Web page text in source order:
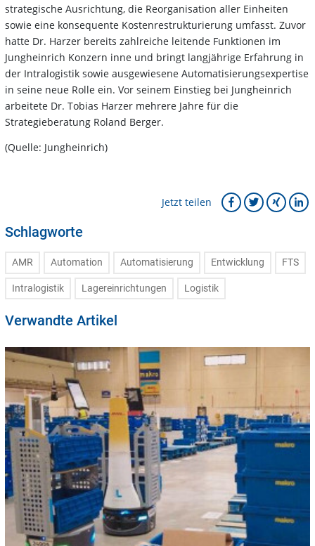
strategische Ausrichtung, die Reorganisation aller Einheiten
sowie eine konsequente Kostenrestrukturierung umfasst. Zuvor
hatte Dr. Harzer bereits zahlreiche leitende Funktionen im
Jungheinrich Konzern inne und bringt langjährige Erfahrung in
der Intralogistik sowie ausgewiesene Automatisierungsexpertise
in seine neue Rolle ein. Vor seinem Einstieg bei Jungheinrich
arbeitete Dr. Tobias Harzer mehrere Jahre für die
Strategieberatung Roland Berger.
(Quelle: Jungheinrich)
Jetzt teilen
Schlagworte
AMR Automation Automatisierung Entwicklung FTS
Intralogistik Lagereinrichtungen Logistik
Verwandte Artikel